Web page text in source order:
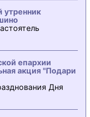
утренник
епархии
акция "Подари
Дня